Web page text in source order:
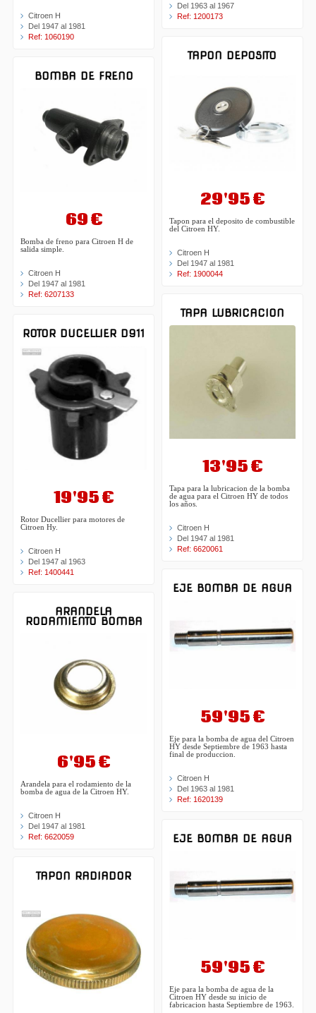
Citroen H
Del 1947 al 1981
Ref: 1060190
BOMBA DE FRENO
69 €
Bomba de freno para Citroen H de
salida simple.
Citroen H
Del 1947 al 1981
Ref: 6207133
ROTOR DUCELLIER D911
19'95 €
Rotor Ducellier para motores de
Citroen Hy.
Citroen H
Del 1947 al 1963
Ref: 1400441
ARANDELA
RODAMIENTO BOMBA
6'95 €
Arandela para el rodamiento de la
bomba de agua de la Citroen HY.
Citroen H
Del 1947 al 1981
Ref: 6620059
TAPON RADIADOR
Del 1963 al 1967
Ref: 1200173
TAPON DEPOSITO
29'95 €
Tapon para el deposito de combustible
del Citroen HY.
Citroen H
Del 1947 al 1981
Ref: 1900044
TAPA LUBRICACION
13'95 €
Tapa para la lubricacion de la bomba
de agua para el Citroen HY de todos
los años.
Citroen H
Del 1947 al 1981
Ref: 6620061
EJE BOMBA DE AGUA
59'95 €
Eje para la bomba de agua del Citroen
HY desde Septiembre de 1963 hasta
final de produccion.
Citroen H
Del 1963 al 1981
Ref: 1620139
EJE BOMBA DE AGUA
59'95 €
Eje para la bomba de agua de la
Citroen HY desde su inicio de
fabricacion hasta Septiembre de 1963.